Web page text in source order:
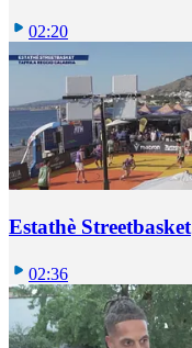
02:20
Estathè Streetbasket
02:36